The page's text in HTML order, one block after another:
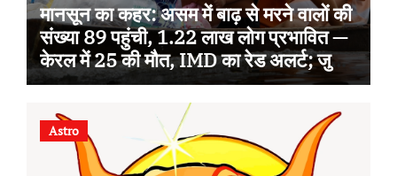
मानसून का कहर: असम में बाढ़ से मरने वालों की
संख्या 89 पहुंची, 1.22 लाख लोग प्रभावित —
केरल में 25 की मौत, IMD का रेड अलर्ट; जुलाई
से अब तक 100 से ज्यादा जानें गईं
Astro